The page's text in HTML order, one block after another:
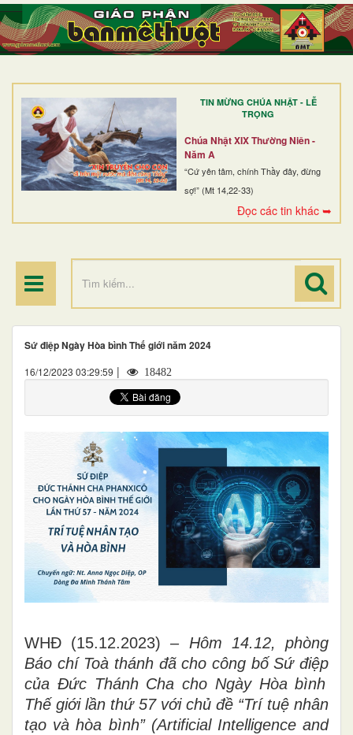
TIN MỪNG CHÚA NHẬT - LỄ
TRỌNG
Chúa Nhật XIX Thường Niên -
Năm A
“Cứ yên tâm, chính Thầy đây, đừng
sợ!” (Mt 14,22-33)
Đọc các tin khác ➥
TRANG NHẤT
GIỚI THIỆU
DÒNG TU
BAN MỤC VỤ
ĐOÀN THỂ CG
Sứ điệp Ngày Hòa bình Thế giới năm 2024
16/12/2023 03:29:59 | 18482
WHĐ (15.12.2023) – Hôm 14.12, phòng
Báo chí Toà thánh đã cho công bốSứ điệp
của Đức Thánh Cha cho Ngày Hòa bình
Thế giới lần thứ 57với chủ đề “Trí tuệ nhân
tạo và hòa bình” (Artificial Intelligence and